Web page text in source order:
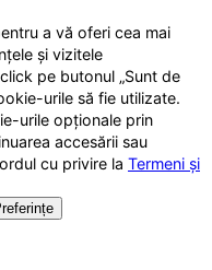
a vă oferi cea mai
și vizitele
pe butonul „Sunt de
urile să fie utilizate.
urile opționale prin
accesării sau
cu privire la Termeni și